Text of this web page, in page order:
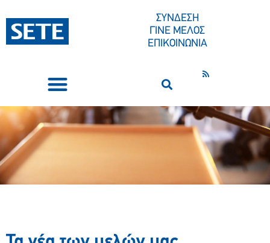
ΣΥΝΔΕΣΗ
ΓΙΝΕ ΜΕΛΟΣ
ΕΠΙΚΟΙΝΩΝΙΑ